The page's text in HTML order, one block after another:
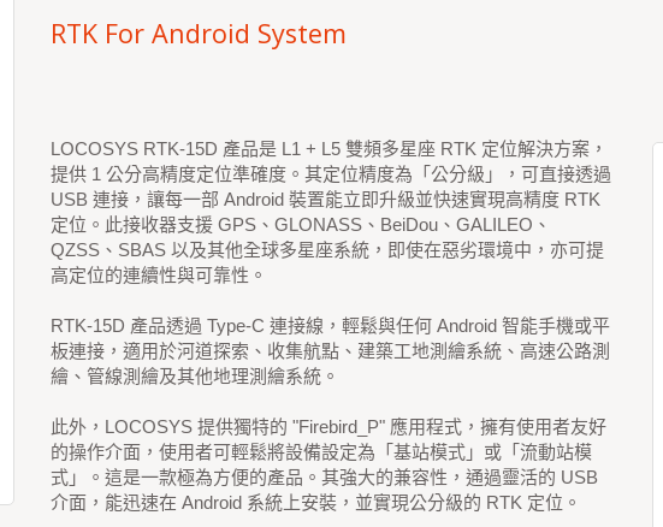
RTK For Android System
LOCOSYS RTK-15D 產品是 L1 + L5 雙頻多星座 RTK 定位解決方案，
提供 1 公分高精度定位準確度。其定位精度為「公分級」，可直接透過
USB 連接，讓每一部 Android 裝置能立即升級並快速實現高精度 RTK
定位。此接收器支援 GPS、GLONASS、BeiDou、GALILEO、
QZSS、SBAS 以及其他全球多星座系統，即使在惡劣環境中，亦可提
高定位的連續性與可靠性。
RTK-15D 產品透過 Type-C 連接線，輕鬆與任何 Android 智能手機或平
板連接，適用於河道探索、收集航點、建築工地測繪系統、高速公路測
繪、管線測繪及其他地理測繪系統。
此外，LOCOSYS 提供獨特的 "Firebird_P" 應用程式，擁有使用者友好
的操作介面，使用者可輕鬆將設備設定為「基站模式」或「流動站模
式」。這是一款極為方便的產品。其強大的兼容性，通過靈活的 USB
介面，能迅速在 Android 系統上安裝，並實現公分級的 RTK 定位。